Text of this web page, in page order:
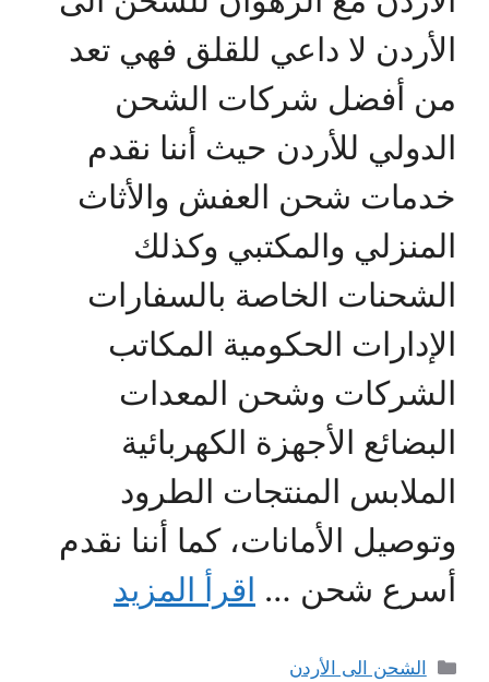
الأردن لا داعي للقلق فهي تعد
من أفضل شركات الشحن
الدولي للأردن حيث أننا نقدم
خدمات شحن العفش والأثاث
المنزلي والمكتبي وكذلك
الشحنات الخاصة بالسفارات
الإدارات الحكومية المكاتب
الشركات وشحن المعدات
البضائع الأجهزة الكهربائية
الملابس المنتجات الطرود
وتوصيل الأمانات، كما أننا نقدم
أسرع شحن … اقرأ المزيد
التصنيفات
الشحن الى الأردن